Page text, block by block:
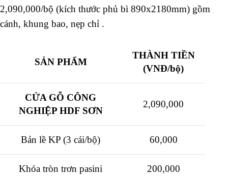
2,090,000/bộ (kích thước phủ bì 890x2180mm) gồm
cánh, khung bao, nẹp chỉ .
SẢN PHẨM
THÀNH TIỀN
(VNĐ/bộ)
CỬA GỖ CÔNG
NGHIỆP HDF SƠN
2,090,000
Bản lề KP (3 cái/bộ) 60,000
Khóa tròn trơn pasini 200,000